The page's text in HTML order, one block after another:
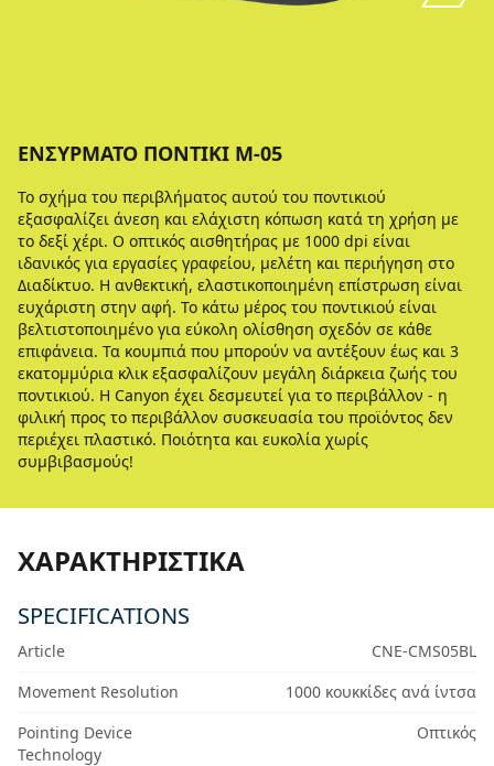
ΕΝΣΎΡΜΑΤΟ ΠΟΝΤΊΚΙ M-05
Το σχήμα του περιβλήματος αυτού του ποντικιού
εξασφαλίζει άνεση και ελάχιστη κόπωση κατά τη χρήση με
το δεξί χέρι. Ο οπτικός αισθητήρας με 1000 dpi είναι
ιδανικός για εργασίες γραφείου, μελέτη και περιήγηση στο
Διαδίκτυο. Η ανθεκτική, ελαστικοποιημένη επίστρωση είναι
ευχάριστη στην αφή. Το κάτω μέρος του ποντικιού είναι
βελτιστοποιημένο για εύκολη ολίσθηση σχεδόν σε κάθε
επιφάνεια. Τα κουμπιά που μπορούν να αντέξουν έως και 3
εκατομμύρια κλικ εξασφαλίζουν μεγάλη διάρκεια ζωής του
ποντικιού. Η Canyon έχει δεσμευτεί για το περιβάλλον - η
φιλική προς το περιβάλλον συσκευασία του προϊόντος δεν
περιέχει πλαστικό. Ποιότητα και ευκολία χωρίς
συμβιβασμούς!
ΧΑΡΑΚΤΗΡΙΣΤΙΚΆ
SPECIFICATIONS
Article
CNE-CMS05BL
Movement Resolution
1000 κουκκίδες ανά ίντσα
Pointing Device
Technology
Οπτικός